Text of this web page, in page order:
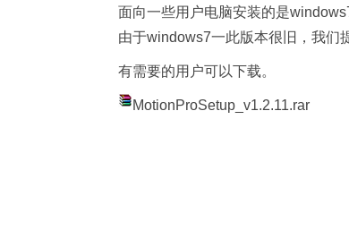
面向一些用户电脑安装的是
由于windows7一此版本很旧，我们
有需要的用户可以下载。
MotionProSetup_v1.2.11.rar